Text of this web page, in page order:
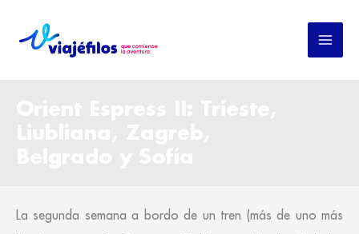
La segunda semana a bordo de un tren (más de uno más